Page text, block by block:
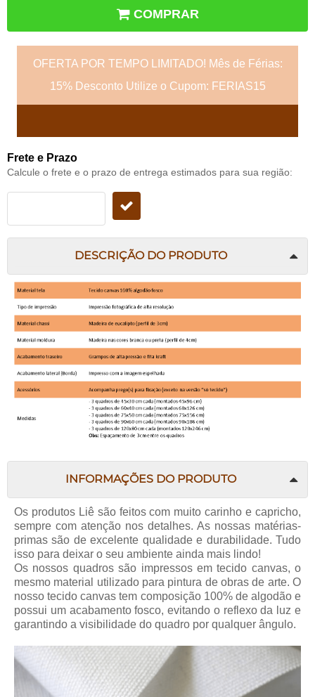
COMPRAR
OFERTA POR TEMPO LIMITADO! Mês de Férias:
15% Desconto Utilize o Cupom: FERIAS15
Frete e Prazo
Calcule o frete e o prazo de entrega estimados para sua região:
DESCRIÇÃO DO PRODUTO
INFORMAÇÕES DO PRODUTO
Os produtos Liêsão feitos com muito carinho e capricho,
sempre com atenção nos detalhes. As nossas matérias-
primas são de excelente qualidade e durabilidade. Tudo
isso para deixar o seu ambiente ainda mais lindo!
Os nossos quadros são impressos em tecido canvas, o
mesmo material utilizado para pintura de obras de arte. O
nosso tecido canvas tem composição 100% de algodão e
possui um acabamento fosco, evitando o reflexo da luz e
garantindo a visibilidade do quadro por qualquer ângulo.